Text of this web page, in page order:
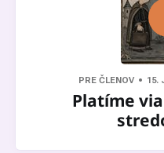
PRE ČLENOV 15.
Platíme